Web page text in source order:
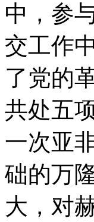
中，参
交工作
了党的
共处五
一次亚
础的万
大，对